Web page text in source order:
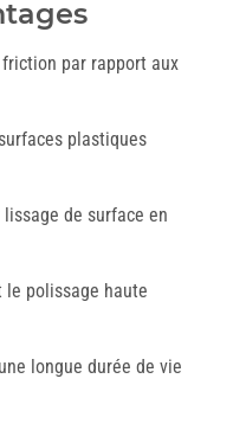
par rapport aux
plastiques
de surface en
le polissage haute
longue durée de vie